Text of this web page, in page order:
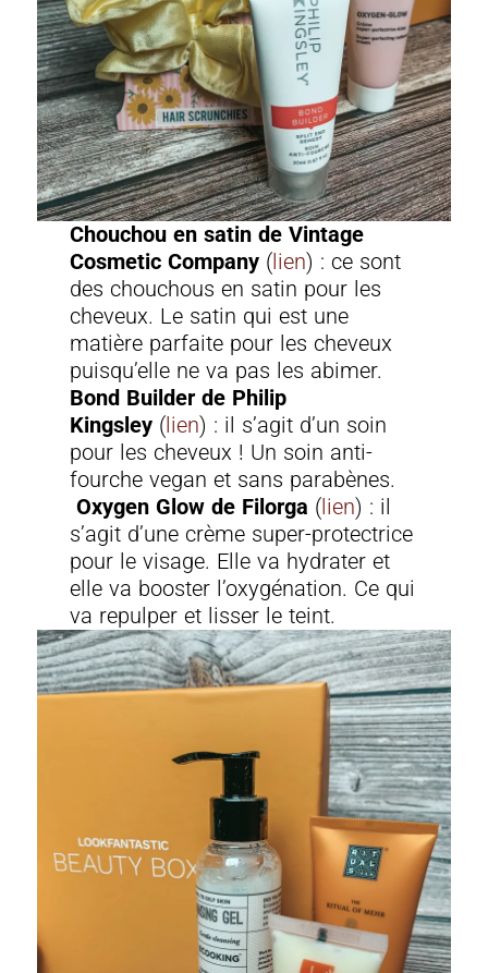
Chouchou en satin de Vintage
Cosmetic Company (lien) : ce sont
des chouchous en satin pour les
cheveux. Le satin qui est une
matière parfaite pour les cheveux
puisqu’elle ne va pas les abimer.
Bond Builder de Philip
Kingsley (lien) : il s’agit d’un soin
pour les cheveux ! Un soin anti-
fourche vegan et sans parabènes.
Oxygen Glow de Filorga (lien) : il
s’agit d’une crème super-protectrice
pour le visage. Elle va hydrater et
elle va booster l’oxygénation. Ce qui
va repulper et lisser le teint.